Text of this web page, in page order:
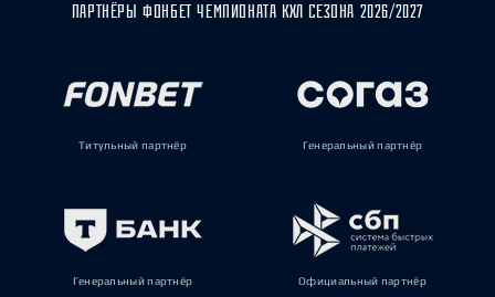
ПАРТНЁРЫ ФОНБЕТ ЧЕМПИОНАТА КХЛ СЕЗОНА 2026/2027
Титульный партнёр Генеральный партнёр
Генеральный партнёр Официальный партнёр